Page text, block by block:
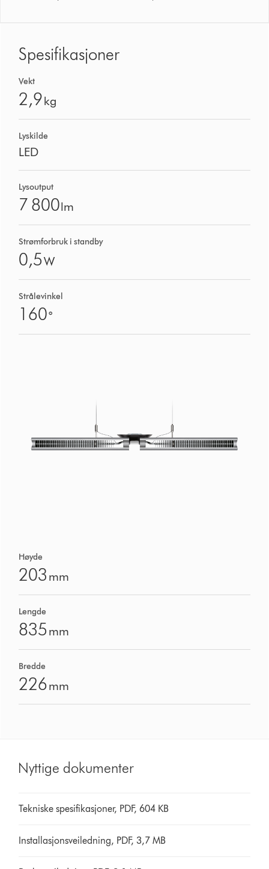
Spesifikasjoner
Vekt
2,9kg
Lyskilde
LED
Lysoutput
7 800lm
Strømforbruk i standby
0,5W
Strålevinkel
160°
Høyde
203 mm
Lengde
835 mm
Bredde
226mm
Nyttige dokumenter
Tekniske spesifikasjoner, PDF, 604 KB
Installasjonsveiledning, PDF, 3,7 MB